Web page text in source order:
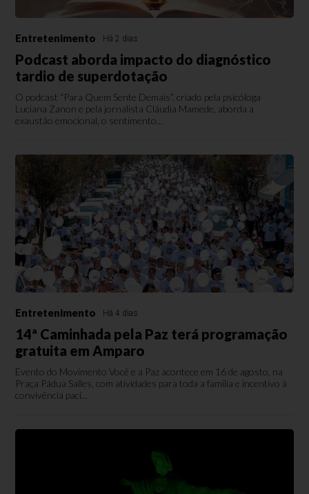
Entretenimento Há 2 dias
Podcast aborda impacto do diagnóstico
tardio de superdotação
O podcast “Para Quem Sente Demais”, criado pela psicóloga
Luciana Zanon e pela jornalista Cláudia Mamede, aborda a
exaustão emocional, o sentimento...
Entretenimento Há 4 dias
14ª Caminhada pela Paz terá programação
gratuita em Amparo
Evento do Movimento Você e a Paz acontece em 16 de agosto, na
Praça Pádua Salles, com atividades para toda a família e incentivo à
convivência pací...